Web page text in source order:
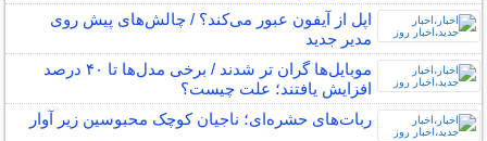
اپل از آیفون عبور می‌کند؟ / چالش‌های پیش روی
مدیر جدید
موبایل‌ها گران تر شدند / برخی مدل‌ها تا ۴۰ درصد
افزایش یافتند؛ علت چیست؟
ربات‌های حشره‌ای؛ ناجیان کوچک محبوسین زیر آوار